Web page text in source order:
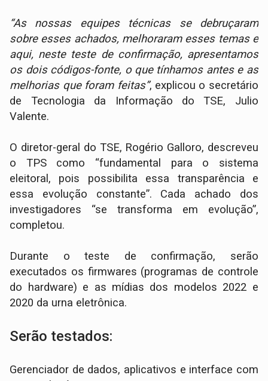
“As nossas equipes técnicas se debruçaram
sobre esses achados, melhoraram esses temas e
aqui, neste teste de confirmação, apresentamos
os dois códigos-fonte, o que tínhamos antes e as
melhorias que foram feitas”, explicou o secretário
de Tecnologia da Informação do TSE, Julio
Valente.
O diretor-geral do TSE, Rogério Galloro, descreveu
o TPS como “fundamental para o sistema
eleitoral, pois possibilita essa transparência e
essa evolução constante”. Cada achado dos
investigadores “se transforma em evolução”,
completou.
Durante o teste de confirmação, serão
executados os firmwares (programas de controle
do hardware) e as mídias dos modelos 2022 e
2020 da urna eletrônica.
Serão testados:
Gerenciador de dados, aplicativos e interface com